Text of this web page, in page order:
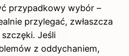
przypadkowy wybór –
przylegać, zwłaszcza
Jeśli
z oddychaniem,